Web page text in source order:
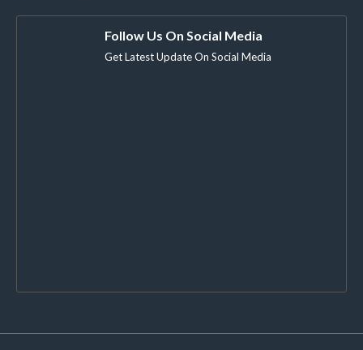
Follow Us On Social Media
Get Latest Update On Social Media